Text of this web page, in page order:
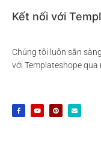
Kết nối với
Chúng tôi luôn sẵn
với Templateshope qua